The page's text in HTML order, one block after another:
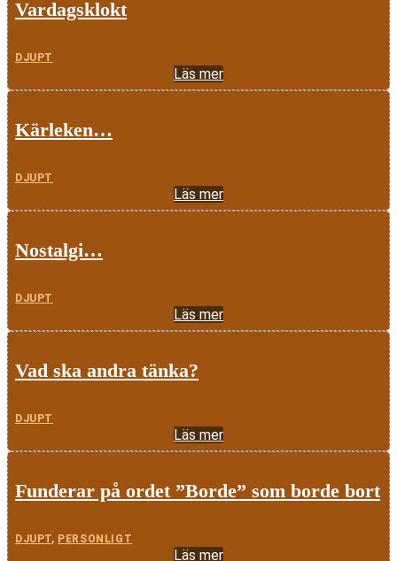
Vardagsklokt
DJUPT
Läs mer
Kärleken…
DJUPT
Läs mer
Nostalgi…
DJUPT
Läs mer
Vad ska andra tänka?
DJUPT
Läs mer
Funderar på ordet ”Borde” som borde bort
DJUPT, PERSONLIGT
Läs mer